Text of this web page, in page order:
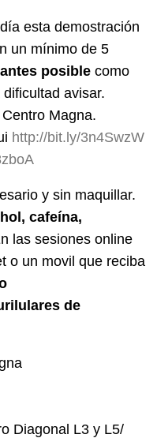
esta demostración
un mínimo de 5
posible como
avisar.
Magna.
http://bit.ly/3n4SwzW
y sin maquillar.
cafeína,
las sesiones online
o un movil que reciba
de
Diagonal L3 y L5/